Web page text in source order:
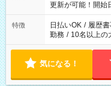
更新が可能！開始
特徴 日払いOK / 履歴
勤務 / 10名以上の
気になる！